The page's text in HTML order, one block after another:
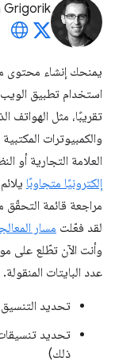
Grigorik
يمنحك إنشاء
استخدام تطبيق
تقريبًا، مثل الهواتف
والكمبيوترات
العلامة التجارية أو
إلكترونيًا متجاوبًا
مراجعة قائمة التحقّق
لقد فعّلت مسار
وأنت الآن تطّلع على
عدد البايتات
تحديد
ذلك)